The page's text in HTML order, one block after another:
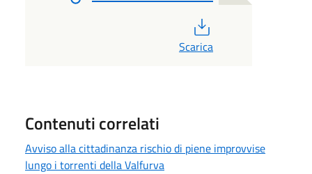
Scarica
Contenuti correlati
Avviso alla cittadinanza rischio di piene improvvise
lungo i torrenti della Valfurva